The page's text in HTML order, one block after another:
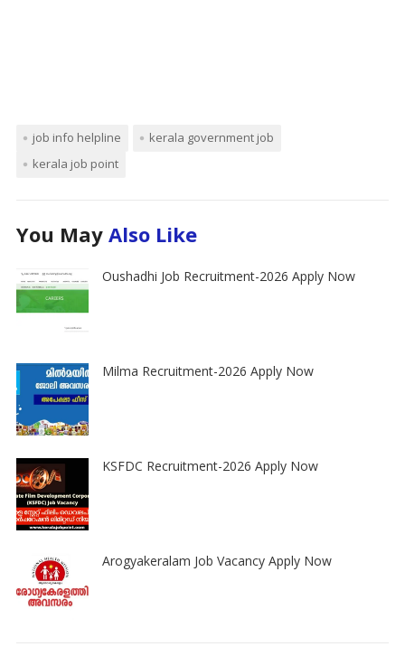
job info helpline
kerala government job
kerala job point
You May Also Like
Oushadhi Job Recruitment-2026 Apply Now
Milma Recruitment-2026 Apply Now
KSFDC Recruitment-2026 Apply Now
Arogyakeralam Job Vacancy Apply Now